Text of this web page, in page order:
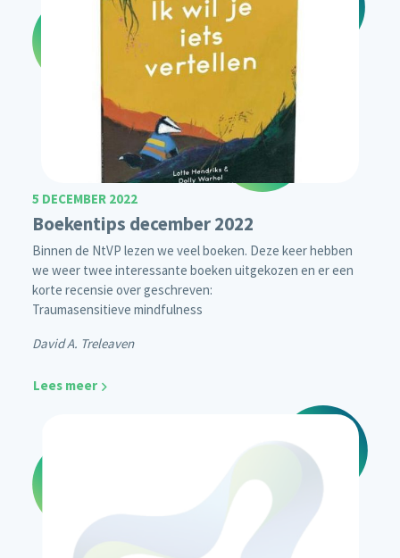
5 DECEMBER 2022
Boekentips december 2022
Binnen de NtVP lezen we veel boeken. Deze keer hebben
we weer twee interessante boeken uitgekozen en er een
korte recensie over geschreven:
Traumasensitieve mindfulness
David A. Treleaven
Lees meer